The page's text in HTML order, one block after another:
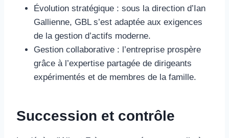
Évolution stratégique : sous la direction d’Ian
Gallienne, GBL s’est adaptée aux exigences
de la gestion d’actifs moderne.
Gestion collaborative : l’entreprise prospère
grâce à l’expertise partagée de dirigeants
expérimentés et de membres de la famille.
Succession et contrôle